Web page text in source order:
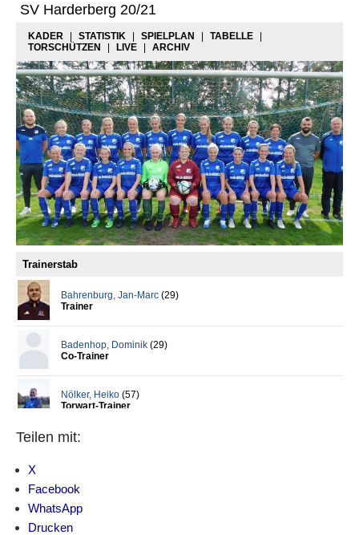
Teilen mit:
X
Facebook
WhatsApp
Drucken